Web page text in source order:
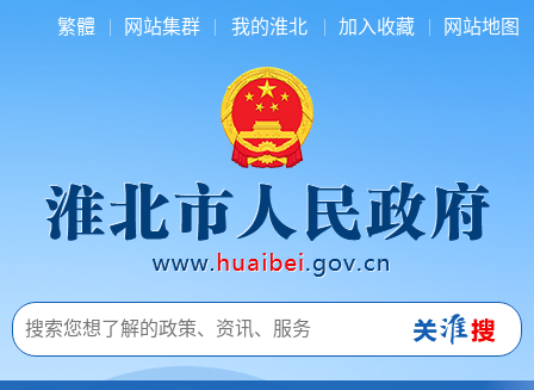
繁體 网站集群 我的淮北 加入收藏 网站地图